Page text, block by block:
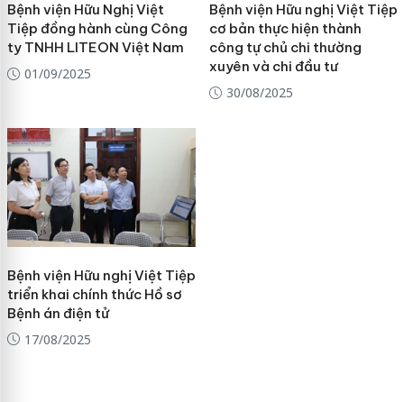
Bệnh viện Hữu Nghị Việt
Tiệp đồng hành cùng Công
ty TNHH LITEON Việt Nam
01/09/2025
Bệnh viện Hữu nghị Việt Tiệp
cơ bản thực hiện thành
công tự chủ chi thường
xuyên và chi đầu tư
30/08/2025
Bệnh viện Hữu nghị Việt Tiệp
triển khai chính thức Hồ sơ
Bệnh án điện tử
17/08/2025